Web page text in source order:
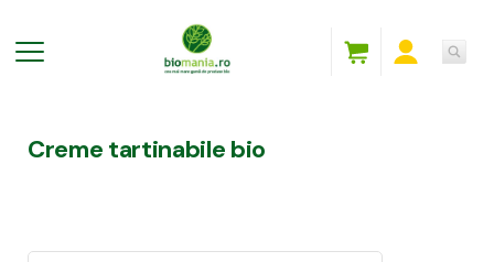
Creme tartinabile bio